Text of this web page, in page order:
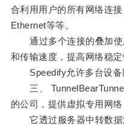
合利用用户的所有网络连
Ethernet等等。
通过多个连接的叠加使
和传输速度，提高网络稳定
Speedify允许多台设备
三、
的公司，提供虚拟专用网络
它透过服务器中转数据